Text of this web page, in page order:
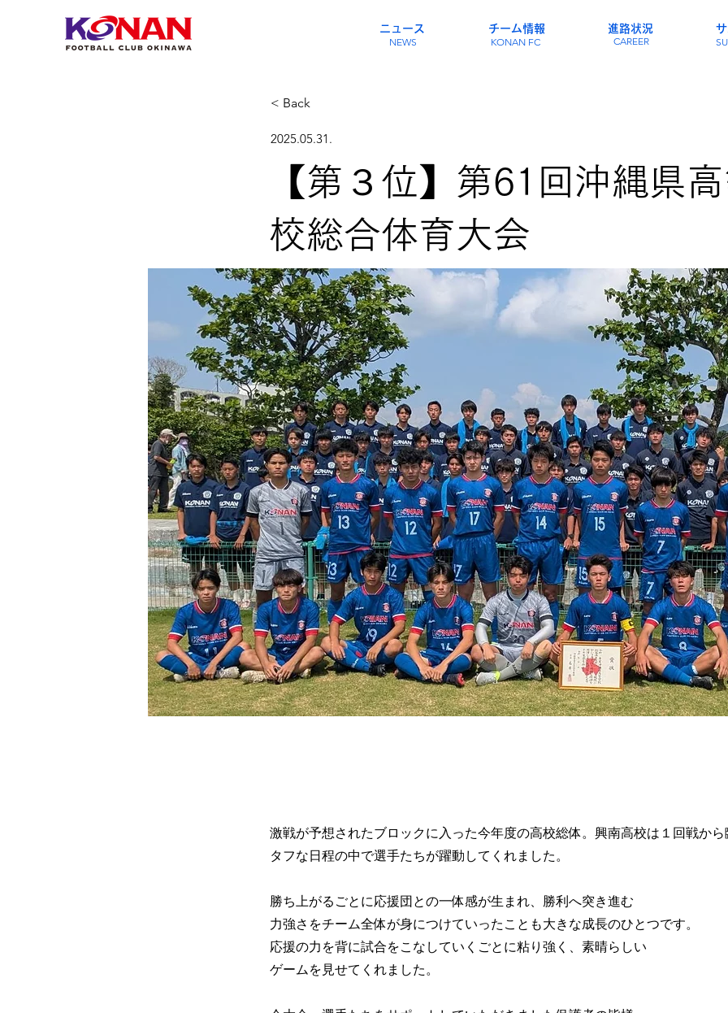
NEWS KONAN FC CAREER
ニュース チーム情報 進路状況
< Back
2025.05.31.
【第３位】第61回沖縄県
校総合体育大会
激戦が予想されたブロックに入った今年度の高校総体。興南高校は１回戦から
タフな日程の中で選手たちが躍動してくれました。
勝ち上がるごとに応援団との一体感が生まれ、勝利へ突き進む
力強さをチーム全体が身につけていったことも大きな成長のひとつです。
応援の力を背に試合をこなしていくごとに粘り強く、素晴らしい
ゲームを見せてくれました。